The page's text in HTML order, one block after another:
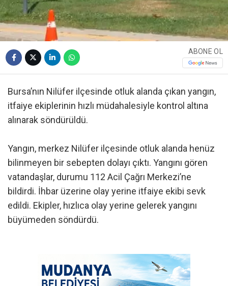
ABONE OL
Bursa’nın Nilüfer ilçesinde otluk alanda çıkan yangın,
itfaiye ekiplerinin hızlı müdahalesiyle kontrol altına
alınarak söndürüldü.
Yangın, merkez Nilüfer ilçesinde otluk alanda henüz
bilinmeyen bir sebepten dolayı çıktı. Yangını gören
vatandaşlar, durumu 112 Acil Çağrı Merkezi’ne
bildirdi. İhbar üzerine olay yerine itfaiye ekibi sevk
edildi. Ekipler, hızlıca olay yerine gelerek yangını
büyümeden söndürdü.